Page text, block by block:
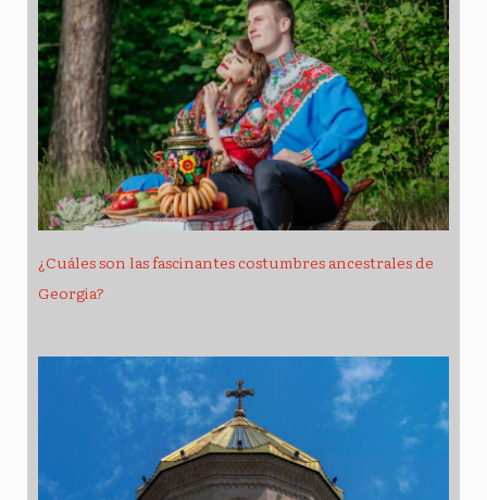
¿Cuáles son las fascinantes costumbres ancestrales de
Georgia?